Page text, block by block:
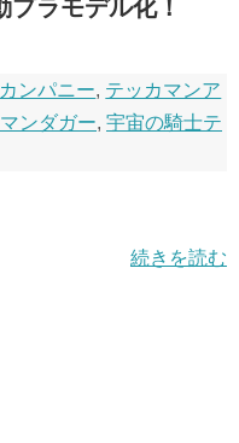
ラモデル化！
ンパニー, テッカマンア
ンダガー, 宇宙の騎士テ
続きを読む